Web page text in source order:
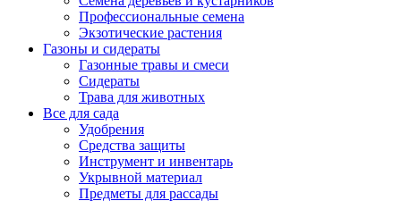
Профессиональные семена
Экзотические растения
Газоны и сидераты
Газонные травы и смеси
Сидераты
Трава для животных
Все для сада
Удобрения
Средства защиты
Инструмент и инвентарь
Укрывной материал
Предметы для рассады